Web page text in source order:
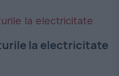
la electricitate